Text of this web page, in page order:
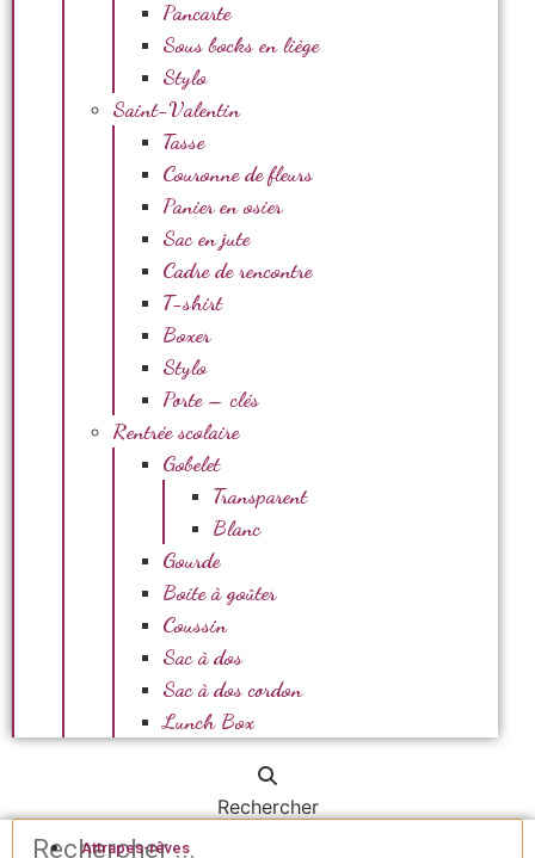
Pancarte
Sous bocks en liège
Stylo
Saint-Valentin
Tasse
Couronne de fleurs
Panier en osier
Sac en jute
Cadre de rencontre
T-shirt
Boxer
Stylo
Porte – clés
Rentrée scolaire
Gobelet
Transparent
Blanc
Gourde
Boite à goûter
Coussin
Sac à dos
Sac à dos cordon
Lunch Box
Rechercher
Attrapes-rêves